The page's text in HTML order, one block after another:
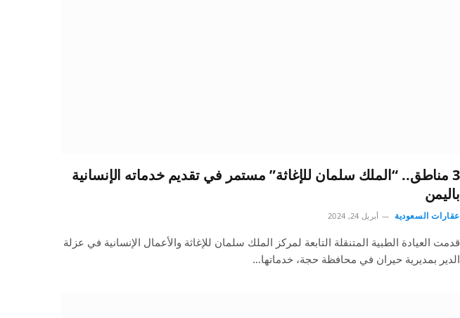
3 مناطق.. “الملك سلمان للإغاثة” مستمر في تقديم خدماته الإنسانية
باليمن
عقارات السعودية أبريل 24, 2024
قدمت العيادة الطبية المتنقلة التابعة لمركز الملك سلمان للإغاثة والأعمال الإنسانية في عزلة
الدير بمديرية حيران في محافظة حجة، خدماتها…